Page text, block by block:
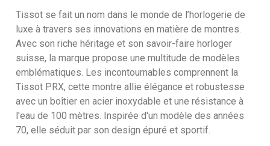
Tissot se fait un nom dans le monde de l’horlogerie de
luxe à travers ses innovations en matière de montres.
Avec son riche héritage et son savoir-faire horloger
suisse, la marque propose une multitude de modèles
emblématiques. Les incontournables comprennent la
Tissot PRX, cette montre allie élégance et robustesse
avec un boîtier en acier inoxydable et une résistance à
l'eau de 100 mètres. Inspirée d'un modèle des années
70, elle séduit par son design épuré et sportif.